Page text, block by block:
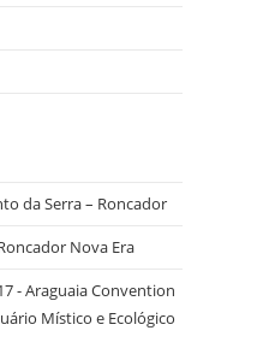
da Serra – Roncador
Nova Era
- Araguaia Convention
Místico e Ecológico